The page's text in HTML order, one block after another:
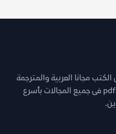
مجانا العربية والمترجمة
والروايات والقصص وغيرها من كتب مجانية pdf فى جميع المجالات بأسرع